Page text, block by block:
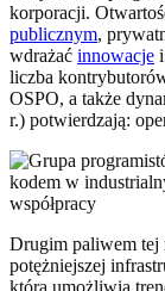
korporacji.
publicznym,
wdrażać innowacje
liczba
OSPO, a także
r.) potwierdzają:
Drugim paliwem tej
potężniejszej